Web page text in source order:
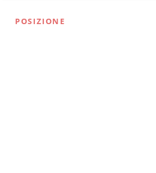
POSIZIONE